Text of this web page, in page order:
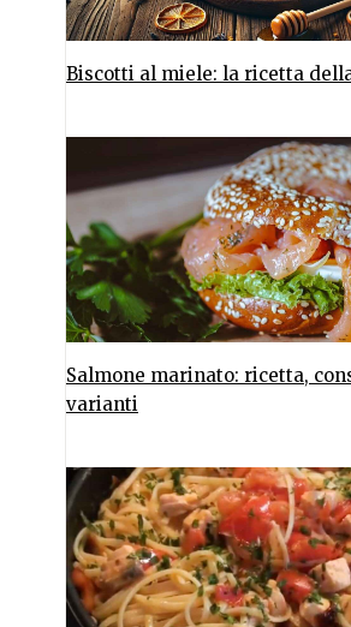
Biscotti al miele: la ricetta
Salmone marinato: ricetta,
varianti